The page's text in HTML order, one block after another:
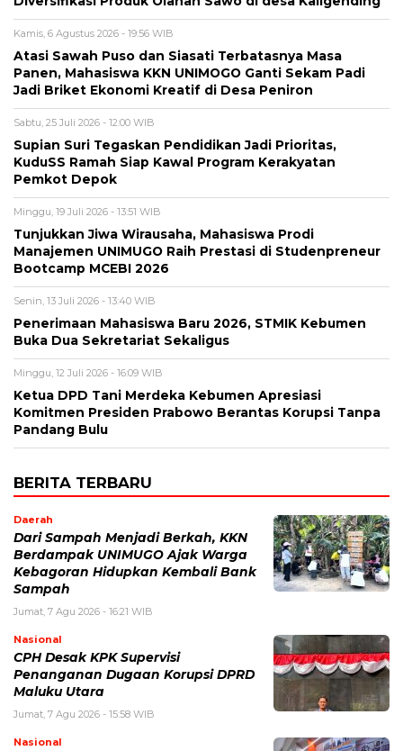
Kamis, 6 Agustus 2026 - 19:56 WIB
Atasi Sawah Puso dan Siasati Terbatasnya Masa
Panen, Mahasiswa KKN UNIMOGO Ganti Sekam Padi
Jadi Briket Ekonomi Kreatif di Desa Peniron
Sabtu, 25 Juli 2026 - 12:00 WIB
Supian Suri Tegaskan Pendidikan Jadi Prioritas,
KuduSS Ramah Siap Kawal Program Kerakyatan
Pemkot Depok
Minggu, 19 Juli 2026 - 13:51 WIB
Tunjukkan Jiwa Wirausaha, Mahasiswa Prodi
Manajemen UNIMUGO Raih Prestasi di Studenpreneur
Bootcamp MCEBI 2026
Senin, 13 Juli 2026 - 13:40 WIB
Penerimaan Mahasiswa Baru 2026, STMIK Kebumen
Buka Dua Sekretariat Sekaligus
Minggu, 12 Juli 2026 - 16:09 WIB
Ketua DPD Tani Merdeka Kebumen Apresiasi
Komitmen Presiden Prabowo Berantas Korupsi Tanpa
Pandang Bulu
BERITA TERBARU
Daerah
Dari Sampah Menjadi Berkah, KKN
Berdampak UNIMUGO Ajak Warga
Kebagoran Hidupkan Kembali Bank
Sampah
Jumat, 7 Agu 2026 - 16:21 WIB
Nasional
CPH Desak KPK Supervisi
Penanganan Dugaan Korupsi DPRD
Maluku Utara
Jumat, 7 Agu 2026 - 15:58 WIB
Nasional